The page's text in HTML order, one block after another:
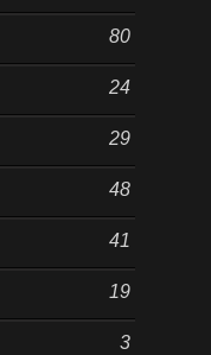
80
24
29
48
41
19
3